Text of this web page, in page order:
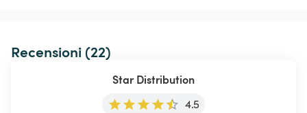
Recensioni (22)
Star Distribution
4.5